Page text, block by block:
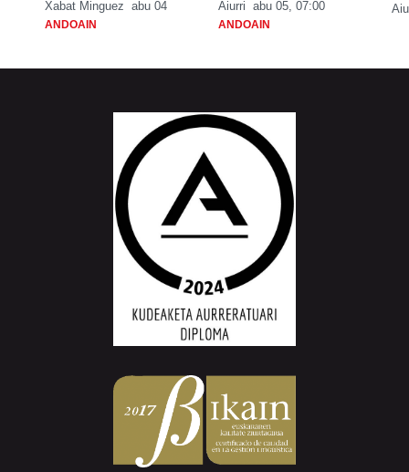
Xabat Minguez abu 04
ANDOAIN
Aiurri abu 05, 07:00
ANDOAIN